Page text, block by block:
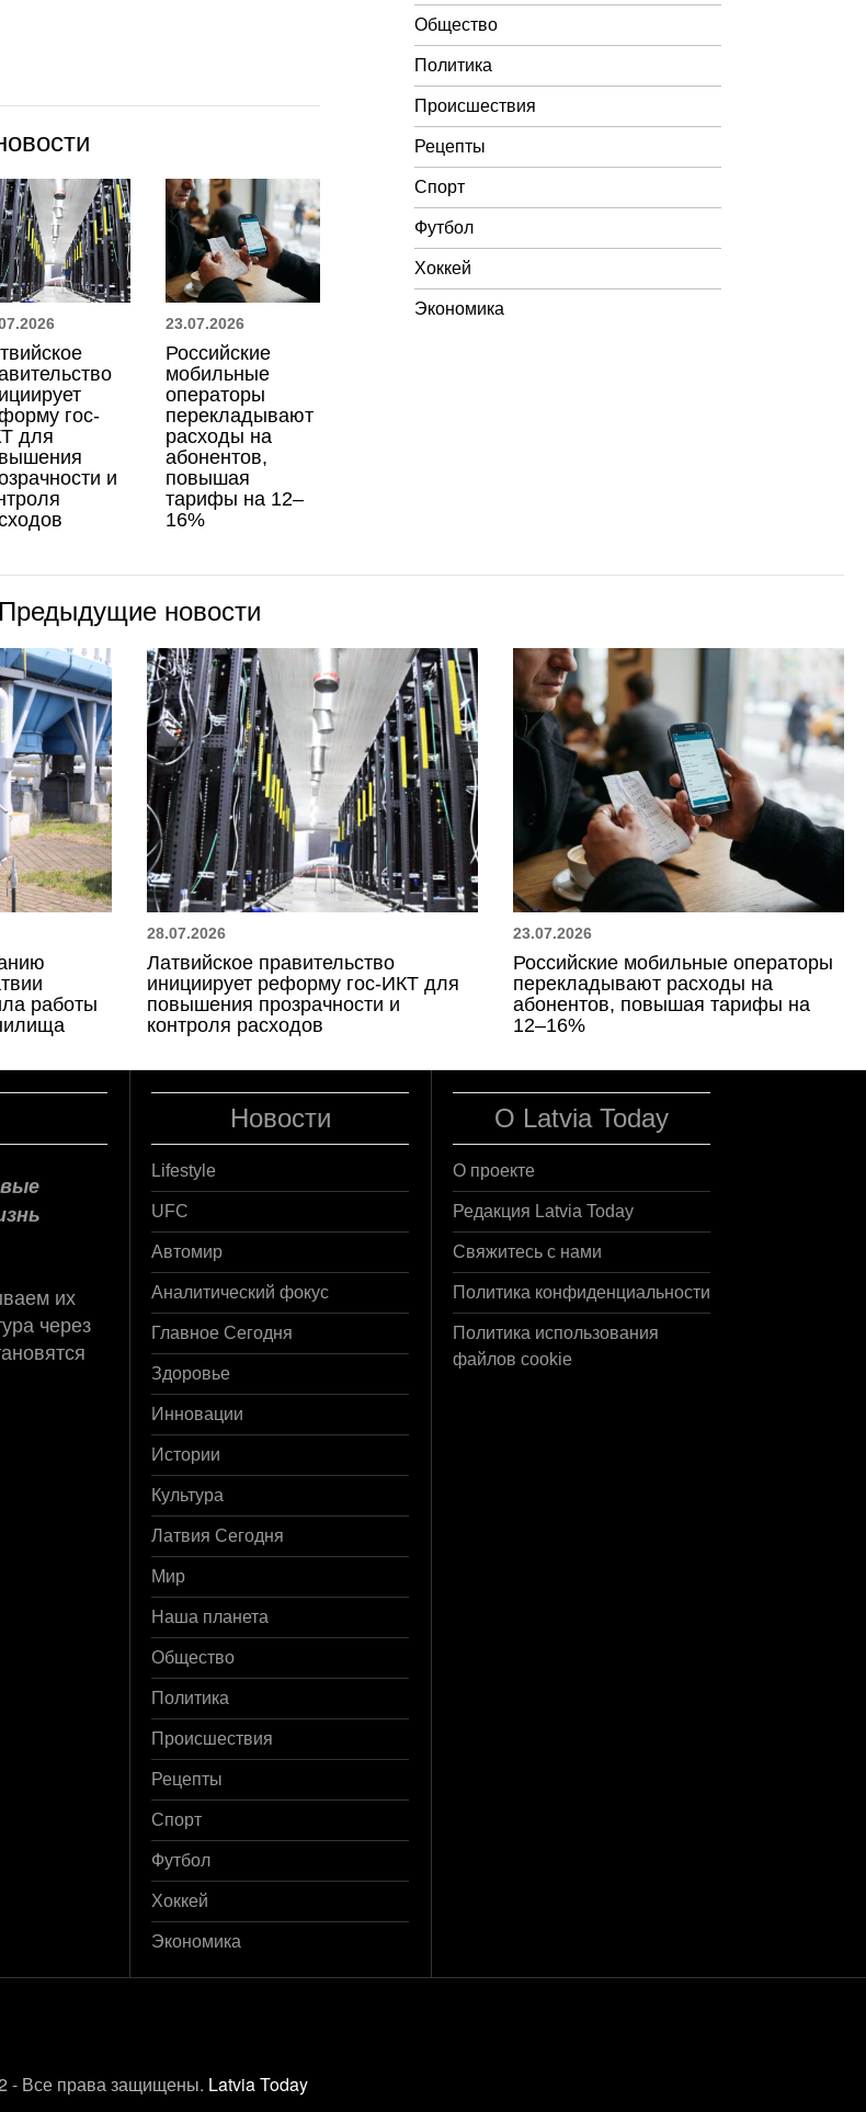
гос-
для
и
23.07.2026
Российские
мобильные
операторы
перекладывают
расходы на
абонентов,
повышая
тарифы на 12–
16%
Общество
Политика
Происшествия
Рецепты
Спорт
Футбол
Хоккей
Экономика
Предыдущие новости
работы
28.07.2026
Латвийское правительство
инициирует реформу гос-ИКТ для
повышения прозрачности и
контроля расходов
23.07.2026
Российские мобильные операторы
перекладывают расходы на
абонентов, повышая тарифы на
12–16%
их
через
Новости
Lifestyle
UFC
Автомир
Аналитический фокус
Главное Сегодня
Здоровье
Инновации
Истории
Культура
Латвия Сегодня
Мир
Наша планета
Общество
Политика
Происшествия
Рецепты
Спорт
Футбол
Хоккей
Экономика
О Latvia Today
О проекте
Редакция Latvia Today
Свяжитесь с нами
Политика конфиденциальности
Политика использования
файлов cookie
- Все права защищены. Latvia Today